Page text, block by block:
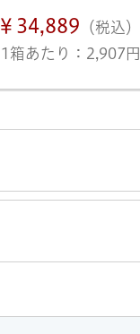
￥34,889 （税込）
1箱あたり：2,907円